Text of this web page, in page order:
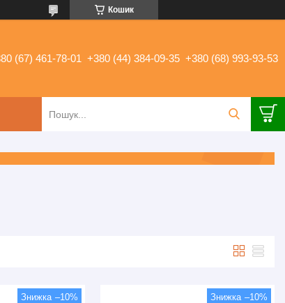
Кошик
(67) 461-78-01 +380 (44) 384-09-35 +380 (68) 993-93-53
–10% –10%